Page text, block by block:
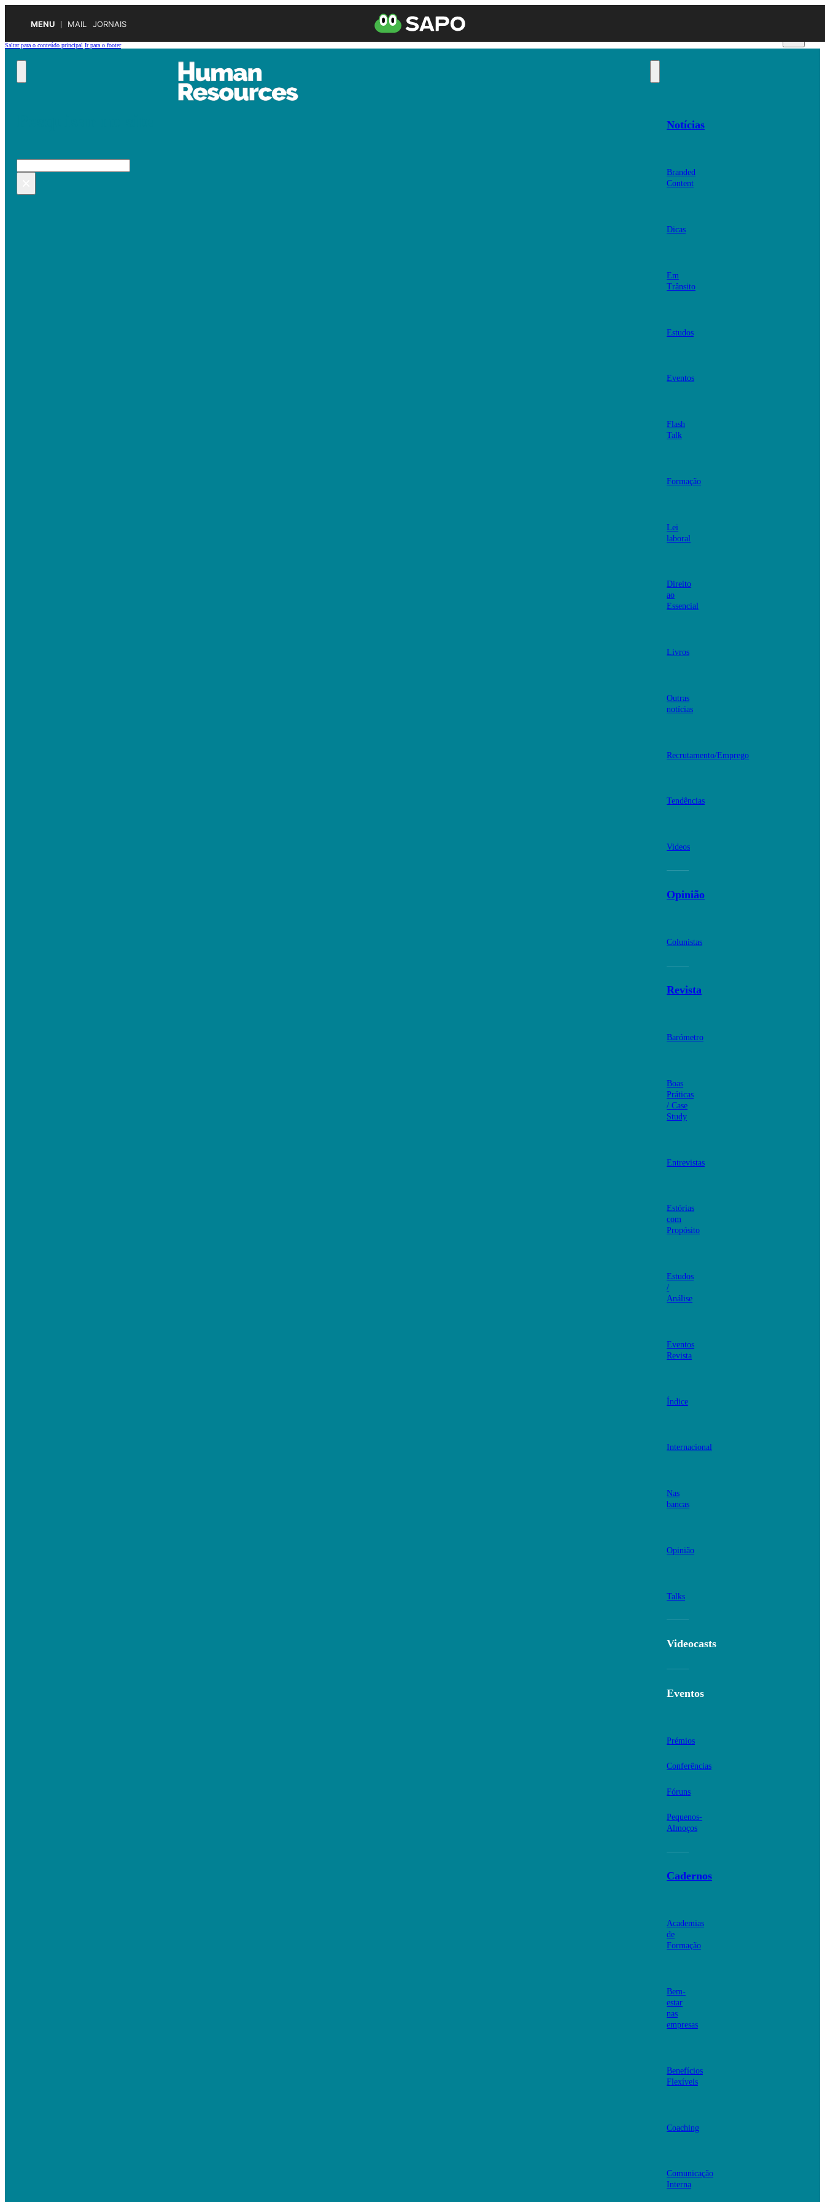
MENU MAIL JORNAIS
Saltar para o conteúdo principal Ir para o footer
Pesquisar
Notícias
Branded
Content
Dicas
Em
Trânsito
Estudos
Eventos
Flash
Talk
Formação
Lei
laboral
Direito
ao
Essencial
Livros
Outras
notícias
Recrutamento/Emprego
Tendências
Videos
Opinião
Colunistas
Revista
Barómetro
Boas
Práticas
/ Case
Study
Entrevistas
Estórias
com
Propósito
Estudos
/
Análise
Eventos
Revista
Índice
Internacional
Nas
bancas
Opinião
Talks
Videocasts
Eventos
Prémios
Conferências
Fóruns
Pequenos-
Almoços
Cadernos
Academias
de
Formação
Bem-
estar
nas
empresas
Benefícios
Flexíveis
Coaching
Comunicação
Interna